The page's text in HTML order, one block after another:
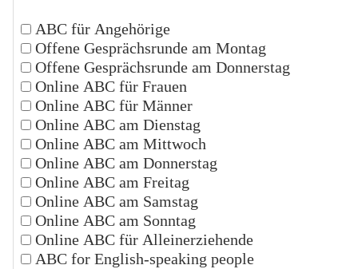
ABC für Angehörige
Offene Gesprächsrunde am Montag
Offene Gesprächsrunde am Donnerstag
Online ABC für Frauen
Online ABC für Männer
Online ABC am Dienstag
Online ABC am Mittwoch
Online ABC am Donnerstag
Online ABC am Freitag
Online ABC am Samstag
Online ABC am Sonntag
Online ABC für Alleinerziehende
ABC for English-speaking people